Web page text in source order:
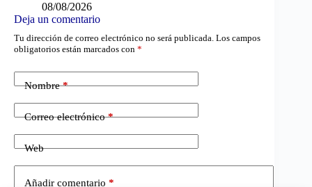
08/08/2026
Deja un comentario
Tu dirección de correo electrónico no será publicada. Los campos
obligatorios están marcados con *
Nombre*
Correo electrónico*
Web
Añadir comentario *